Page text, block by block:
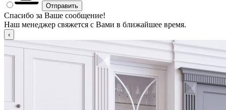
Спасибо за Ваше сообщение!
Наш менеджер свяжется с Вами в ближайшее время.